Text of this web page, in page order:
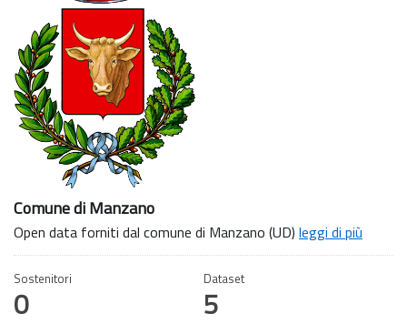
Comune di Manzano
Open data forniti dal comune di Manzano (UD) leggi di più
Sostenitori
0
Dataset
5